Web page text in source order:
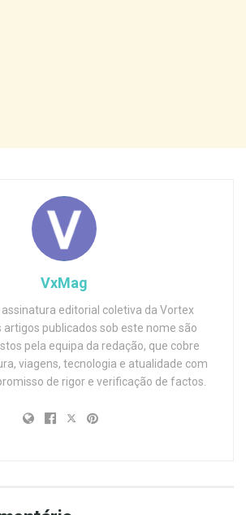
VxMag
assinatura editorial coletiva da Vortex
artigos publicados sob este nome são
pela equipa da redação, que cobre
viagens, tecnologia e atualidade com
de rigor e verificação de factos.